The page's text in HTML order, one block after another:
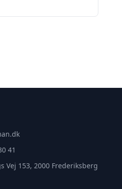
41
Vej 153, 2000 Frederiksberg